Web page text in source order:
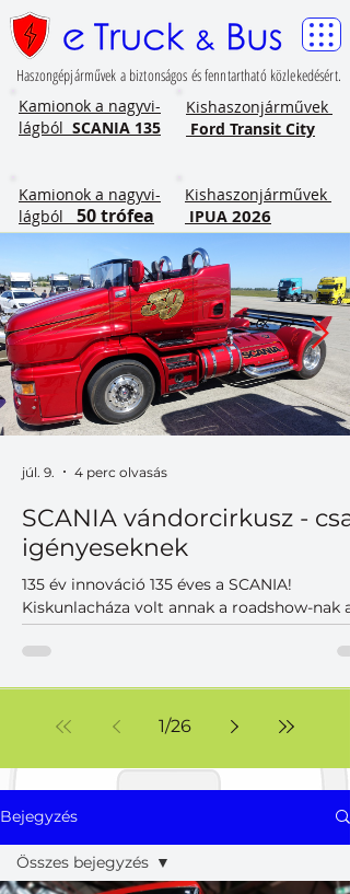
Haszongépjárművek a biztonságos és fenntartható közlekedésért.
​Kamionok a nagyvi-
lágból SCANIA 135
Kishaszonjárművek
Ford Transit City
Kishaszonjárművek
IPUA 2026
​Kamionok a nagyvi-
lágból
50 trófea
SCANIA vándorcirkusz -
igényeseknek
135 év innováció 135 éves a SCANIA!
Kiskunlacháza volt annak a roadshow-nak az
utolsó állomása a Közép-Európai régióban,
ahol a magyar partnerek is találkozhattak
duruzsoló dízelek mellett hangsúlyos
melyek már a jelen, de inkább a közeljövő új
világának korszerű járműveit képviselték.
voltak hagyományos prezentációk, viszont
júl. 9. 4 perc olvasás
1/26
Bejegyzés
Összes bejegyzés